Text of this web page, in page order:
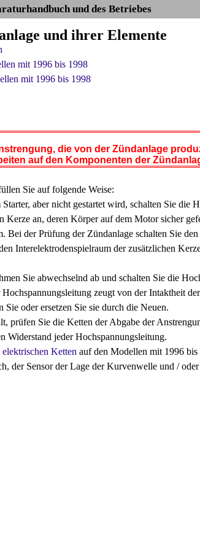
und des Betriebes
und ihrer Elemente
mit 1996 bis 1998
mit 1996 bis 1998
die von der Zündanlage
auf den Komponenten der
Sie auf folgende Weise:
aber nicht gestartet wird, schalten Sie die
Kerze an, deren Körper auf dem Motor sicher
Bei der Prüfung der Zündanlage schalten Sie
Interelektrodenspielraum der zusätzlichen
Sie abwechselnd ab und schalten Sie die
zeugt von der Intaktheit
Sie oder ersetzen Sie sie durch die Neuen.
prüfen Sie die Ketten der Abgabe der
Widerstand jeder Hochspannungsleitung.
elektrischen Ketten auf den Modellen mit 1996
der Sensor der Lage der Kurvenwelle und /